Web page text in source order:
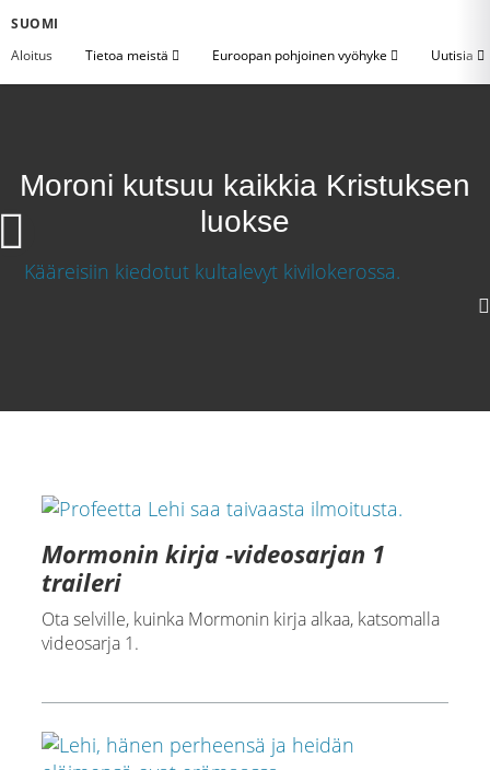
SUOMI
Aloitus
Tietoa meistä Euroopan pohjoinen vyöhyke Uutisia
Moroni kutsuu kaikkia Kristuksen
luokse
Mormonin kirja -videosarjan 1
traileri
Ota selville, kuinka Mormonin kirja alkaa, katsomalla
videosarja 1.